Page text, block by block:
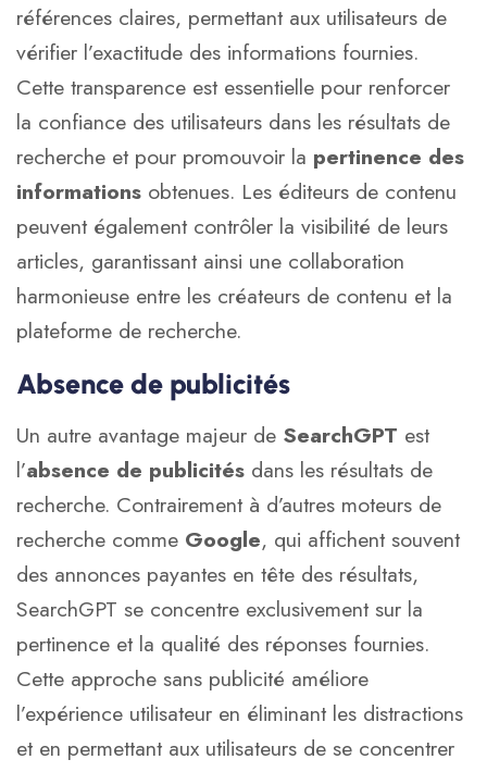
références claires, permettant aux utilisateurs de
vérifier l’exactitude des informations fournies.
Cette transparence est essentielle pour renforcer
la confiance des utilisateurs dans les résultats de
recherche et pour promouvoir la pertinence des
informations obtenues. Les éditeurs de contenu
peuvent également contrôler la visibilité de leurs
articles, garantissant ainsi une collaboration
harmonieuse entre les créateurs de contenu et la
plateforme de recherche.
Absence de publicités
Un autre avantage majeur de SearchGPT est
l’absence de publicités dans les résultats de
recherche. Contrairement à d’autres moteurs de
recherche comme Google, qui affichent souvent
des annonces payantes en tête des résultats,
SearchGPT se concentre exclusivement sur la
pertinence et la qualité des réponses fournies.
Cette approche sans publicité améliore
l’expérience utilisateur en éliminant les distractions
et en permettant aux utilisateurs de se concentrer